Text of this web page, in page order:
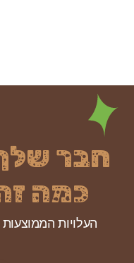
חבר
כמה
העלויות